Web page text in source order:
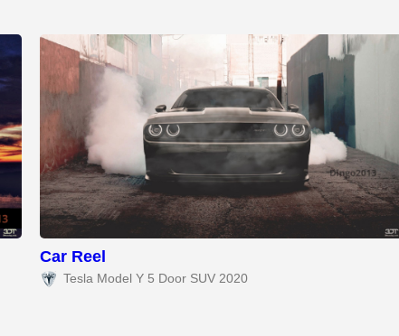
Car Reel
Tesla Model Y 5 Door SUV 2020